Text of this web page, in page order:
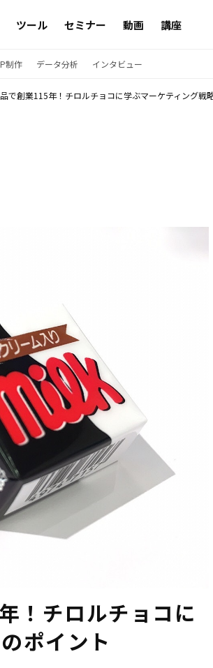
ツール セミナー 動画 講座
制作 データ分析 インタビュー
で創業115年！チロルチョコに学ぶマーケティング戦
！チロルチョコに
ポイント